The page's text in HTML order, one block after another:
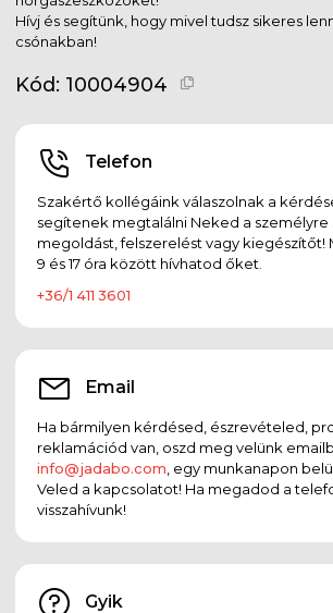
Hívj és segítünk, hogy mivel tudsz sikeres
csónakban!
Kód: 10004904
Telefon
Szakértő kollégáink válaszolnak a
segítenek megtalálni Neked a személyre
megoldást, felszerelést vagy kiegészítőt!
9 és 17 óra között hívhatod őket.
+36/1 411 3601
Email
Ha bármilyen kérdésed, észrevételed,
reklamációd van, oszd meg velünk
info@jadabo.com , egy munkanapon
Veled a kapcsolatot! Ha megadod a
visszahívunk!
Gyik